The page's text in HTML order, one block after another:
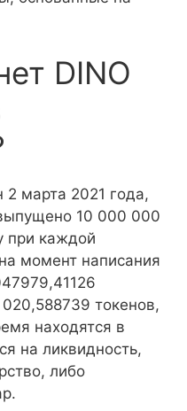
DINO
2 марта 2021 года,
10 000 000
при каждой
момент написания
токенов,
находятся в
на ликвидность,
либо